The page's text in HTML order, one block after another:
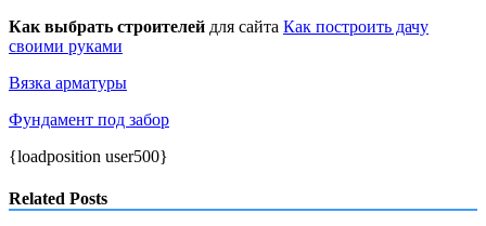
Как выбрать строителей для сайта Как построить дачу
своими руками
Вязка арматуры
Фундамент под забор
{loadposition user500}
Related Posts